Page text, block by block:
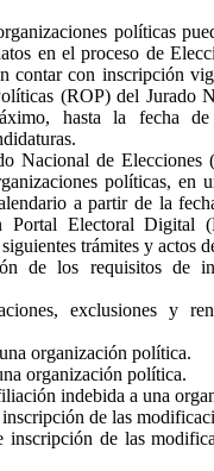
políticas
en el proceso de
contar con inscripción
(ROP) del Jurado
hasta la fecha
Nacional de Elecciones
políticas, en
a partir de la
Portal Electoral Digital
trámites y actos
de los requisitos de
exclusiones y
organización política.
organización política.
indebida a una
de las
inscripción de las